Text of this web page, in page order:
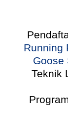
Running
Goose
Teknik